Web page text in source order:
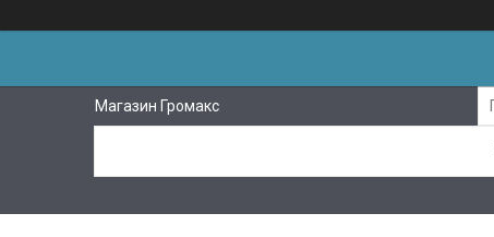
Магазин Громакс